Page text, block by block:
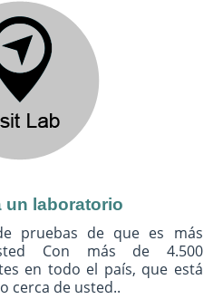
un laboratorio
pruebas de que es más
Con más de 4.500
en todo el país, que está
cerca de usted..